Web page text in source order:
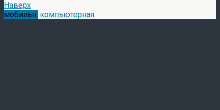
Наверх
мобильн. компьютерная